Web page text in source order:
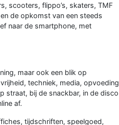
scooters, flippo’s, skaters, TMF
de opkomst van een steeds
naar de smartphone, met
maar ook een blik op
techniek, media, opvoeding
straat, bij de snackbar, in de disco
af.
tijdschriften, speelgoed,